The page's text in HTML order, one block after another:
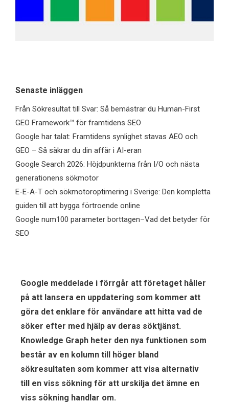
Google meddelade i förrgår att företaget håller
på att lansera en uppdatering som kommer att
göra det enklare för användare att hitta vad de
söker efter med hjälp av deras söktjänst.
Knowledge Graph heter den nya funktionen som
består av en kolumn till höger bland
sökresultaten som kommer att visa alternativ
till en viss sökning för att urskilja det ämne en
viss sökning handlar om.
Senaste inläggen
Från Sökresultat till Svar: Så bemästrar du Human-First
GEO Framework™ för framtidens SEO
Google har talat: Framtidens synlighet stavas AEO och
GEO – Så säkrar du din affär i AI-eran
Google Search 2026: Höjdpunkterna från I/O och nästa
generationens sökmotor
E-E-A-T och sökmotoroptimering i Sverige: Den kompletta
guiden till att bygga förtroende online
Google num100 parameter borttagen–Vad det betyder för
SEO